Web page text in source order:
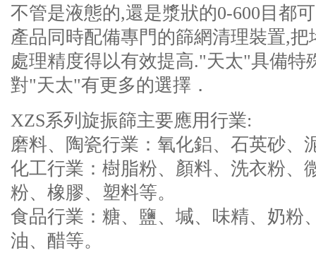
不管是液態的,還是漿狀的0-600目都
產品同時配備專門的篩網清理裝置,
處理精度得以有效提高."天太"具備特
對"天太"有更多的選擇．
XZS系列旋振篩主要應用行業:
磨料、陶瓷行業：氧化鋁、石英砂、
化工行業：樹脂粉、顏料、洗衣粉、
粉、橡膠、塑料等。
食品行業：糖、鹽、堿、味精、奶粉
油、醋等。